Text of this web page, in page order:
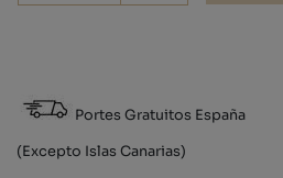
Portes Gratuitos España
(Excepto Islas Canarias)